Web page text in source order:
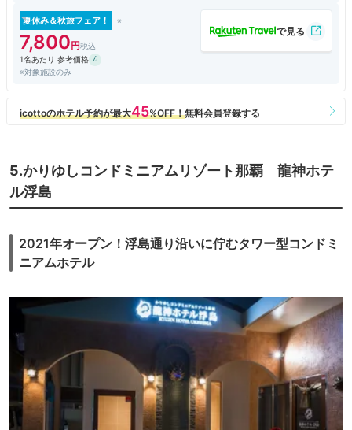
夏休み＆秋旅フェア！
7,800
1名あたり 参考価格
※対象施設のみ
5.かりゆしコンドミニアムリゾート那覇 龍神ホテ
ル浮島
2021年オープン！浮島通り沿いに佇むタワー型コンドミ
ニアムホテル